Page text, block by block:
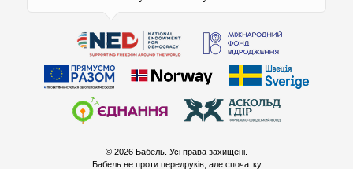
© 2026 Бабель. Усі права захищені.
Бабель не проти передруків, але спочатку